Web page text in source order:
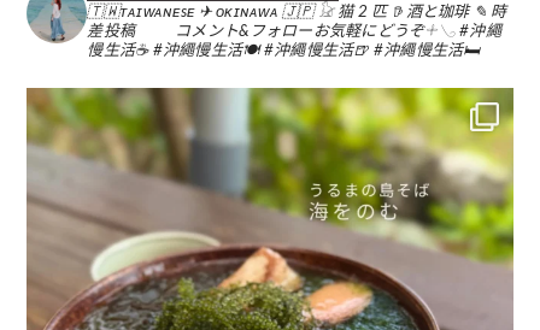
🇹🇼ᴛᴀɪᴡᴀɴᴇsᴇ ✈︎ ᴏᴋɪɴᴀᴡᴀ 🇯🇵𓃠 猫 2 匹 𖠚 酒と珈琲✎ 時
差投稿
コメント&フォローお気軽にどうぞ𓇬𓂅#沖繩
慢生活☕️#沖繩慢生活🍽#沖繩慢生活🍺 #沖繩慢生活🛏